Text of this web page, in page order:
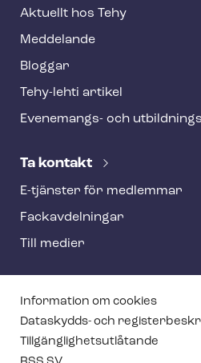
Aktuellt hos Tehy
Meddelande
Bloggar
Tehy-lehti artikel
Evenemangs- och
Ta kontakt
E-tjänster för medlemmar
Fackav­del­ning­ar
Till medier
T
e
h
Information om cookies
Dataskydds- och
Till­gäng­lig­hets­ut­lå­tan­de